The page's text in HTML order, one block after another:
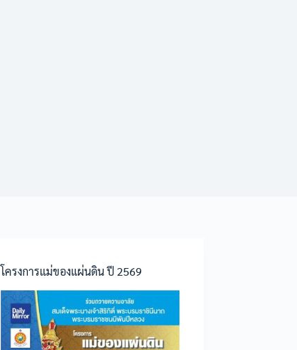
โครงการแม่ของแผ่นดิน ปี 2569